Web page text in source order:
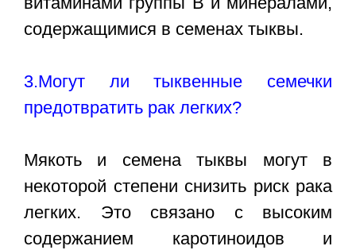
содержащимися в семенах тыквы.
3.Могут ли тыквенные семечки
предотвратить рак легких?
Мякоть и семена тыквы могут в
некоторой степени снизить риск рака
легких. Это связано с высоким
содержанием каротиноидов и